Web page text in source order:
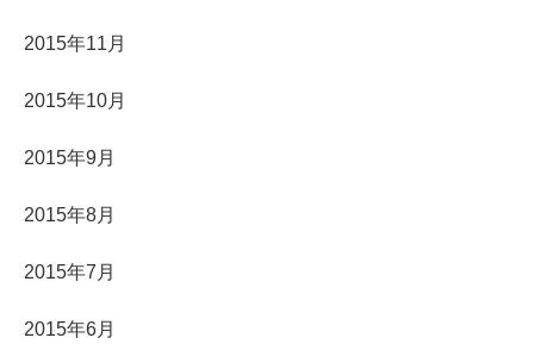
2015年11月
2015年10月
2015年9月
2015年8月
2015年7月
2015年6月